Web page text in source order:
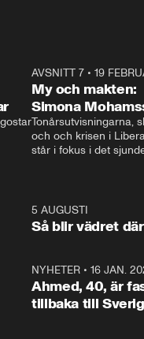
vi
AVSNITT 7• 19
My och makten:
Simona
Tonårsutvisningarna,
och och krisen i
står i fokus i det
kommentator My
Rohwedder ställer
utbildnings- och
Mohamsson till svars.
5 AUGUSTI
Så blir vädret
NYHETER• 16 JAN.
Ahmed, 40, är
tillbaka till